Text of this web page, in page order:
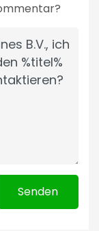
Senden